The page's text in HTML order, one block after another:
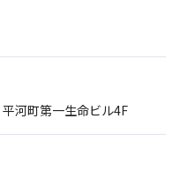
平河町第一生命ビル4F